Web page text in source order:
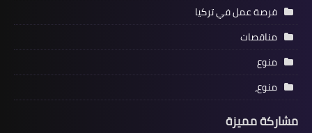
فرصة عمل في تركيا
مناقصات
منوع
منوع،
مشاركة مميزة